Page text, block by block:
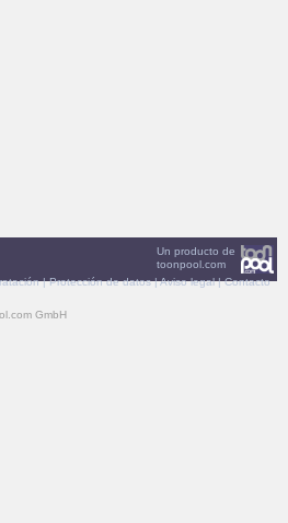
Un producto de
toonpool.com
|Protección de datos|Aviso legal|Contacto
GmbH